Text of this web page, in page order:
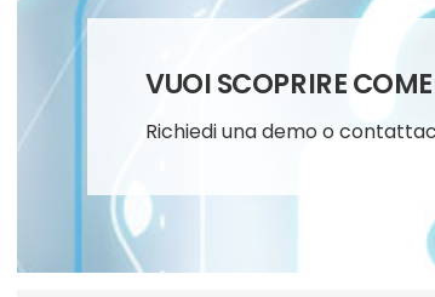
VUOI SCOPRIRE
Richiedi una demo o